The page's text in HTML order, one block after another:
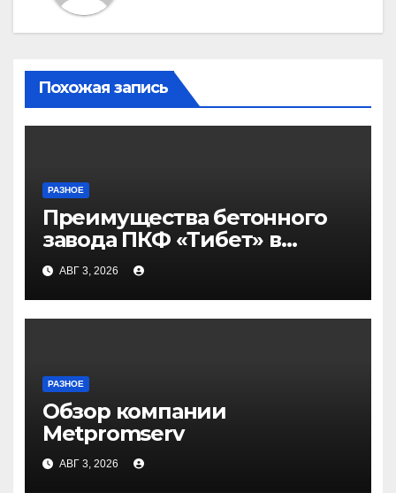
Похожая запись
РАЗНОЕ
Преимущества бетонного
завода ПКФ «Тибет» в
Волгограде и Волжском
АВГ 3, 2026
РАЗНОЕ
Обзор компании
Metpromserv
АВГ 3, 2026